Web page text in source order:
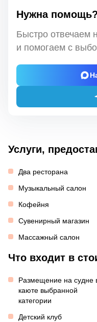
Нужна помощь?
Быстро отвечаем
и помогаем с
Услуги,
Два ресторана
Музыкальный салон
Кофейня
Сувенирный магазин
Массажный салон
Что входит в
Размещение на судне
каюте выбранной
категории
Детский клуб